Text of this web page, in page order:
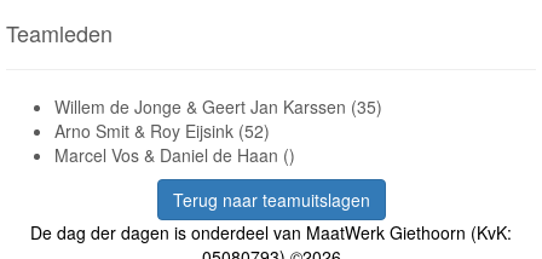
Teamleden
Willem de Jonge & Geert Jan Karssen (35)
Arno Smit & Roy Eijsink (52)
Marcel Vos & Daniel de Haan ()
Terug naar teamuitslagen
De dag der dagen is onderdeel van MaatWerk Giethoorn (KvK: